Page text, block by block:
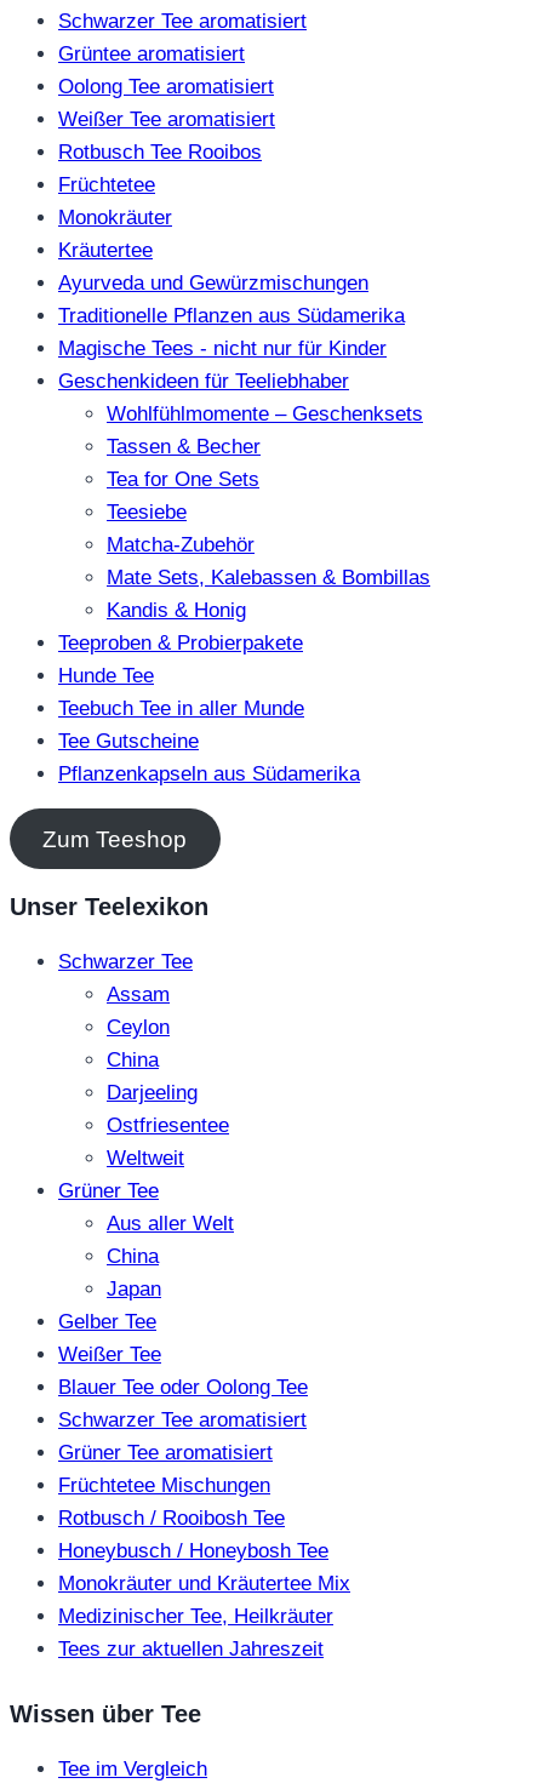
Schwarzer Tee aromatisiert
Grüntee aromatisiert
Oolong Tee aromatisiert
Weißer Tee aromatisiert
Rotbusch Tee Rooibos
Früchtetee
Monokräuter
Kräutertee
Ayurveda und Gewürzmischungen
Traditionelle Pflanzen aus Südamerika
Magische Tees - nicht nur für Kinder
Geschenkideen für Teeliebhaber
Wohlfühlmomente – Geschenksets
Tassen & Becher
Tea for One Sets
Teesiebe
Matcha-Zubehör
Mate Sets, Kalebassen & Bombillas
Kandis & Honig
Teeproben & Probierpakete
Hunde Tee
Teebuch Tee in aller Munde
Tee Gutscheine
Pflanzenkapseln aus Südamerika
Zum Teeshop
Unser Teelexikon
Schwarzer Tee
Assam
Ceylon
China
Darjeeling
Ostfriesentee
Weltweit
Grüner Tee
Aus aller Welt
China
Japan
Gelber Tee
Weißer Tee
Blauer Tee oder Oolong Tee
Schwarzer Tee aromatisiert
Grüner Tee aromatisiert
Früchtetee Mischungen
Rotbusch / Rooibosh Tee
Honeybusch / Honeybosh Tee
Monokräuter und Kräutertee Mix
Medizinischer Tee, Heilkräuter
Tees zur aktuellen Jahreszeit
Wissen über Tee
Tee im Vergleich